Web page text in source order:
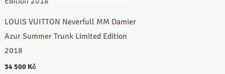
LOUIS VUITTON Neverfull MM Damier
Azur Summer Trunk Limited Edition
2018
34 500 Kč